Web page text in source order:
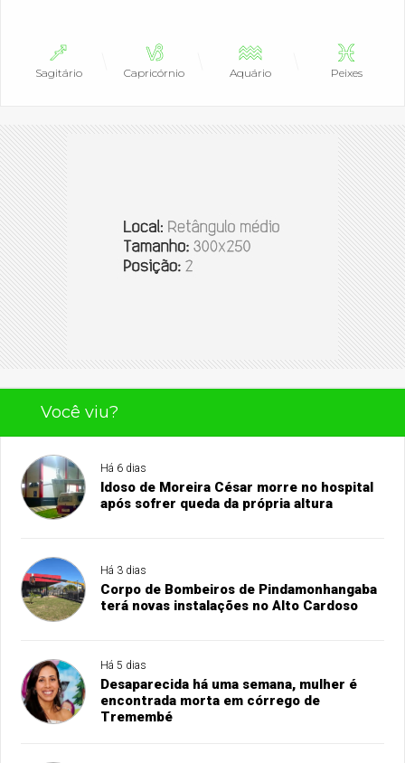
Sagitário Capricórnio Aquário Peixes
Você viu?
Há 6 dias
Idoso de Moreira César morre no hospital
após sofrer queda da própria altura
Há 3 dias
Corpo de Bombeiros de Pindamonhangaba
terá novas instalações no Alto Cardoso
Há 5 dias
Desaparecida há uma semana, mulher é
encontrada morta em córrego de
Tremembé